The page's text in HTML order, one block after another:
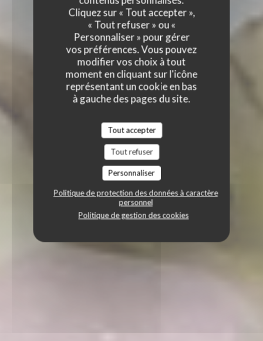
Cliquez sur « Tout accepter »,
« Tout refuser » ou «
Personnaliser » pour gérer
vos préférences. Vous pouvez
modifier vos choix à tout
moment en cliquant sur l'icône
représentant un cookie en bas
à gauche des pages du site.
Tout accepter
Tout refuser
Personnaliser
Politique de protection des données à caractère
personnel
Politique de gestion des cookies